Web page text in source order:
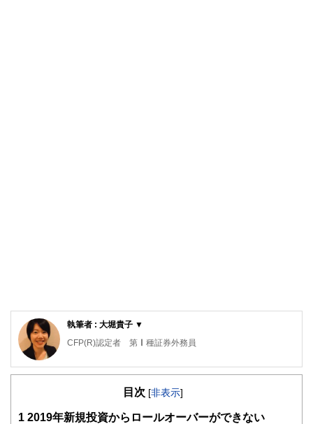
執筆者 : 大堀貴子 ▼
CFP(R)認定者 第Ⅰ種証券外務員
2008年南山大学法学部法律学科卒業後、大手証券会社で、
在タイ中、2人をタイで出産、子育てする。本帰国後、日本
に奮闘中。子供への早期教育の多額の出費、住宅ローン、子
目次 [非表示]
1 2019年新規投資からロールオーバーができない